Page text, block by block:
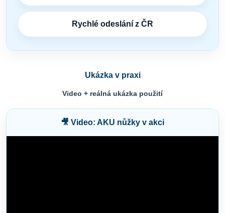
Rychlé odeslání z ČR
Ukázka v praxi
Video + reálná ukázka použití
🎥 Video: AKU nůžky v akci